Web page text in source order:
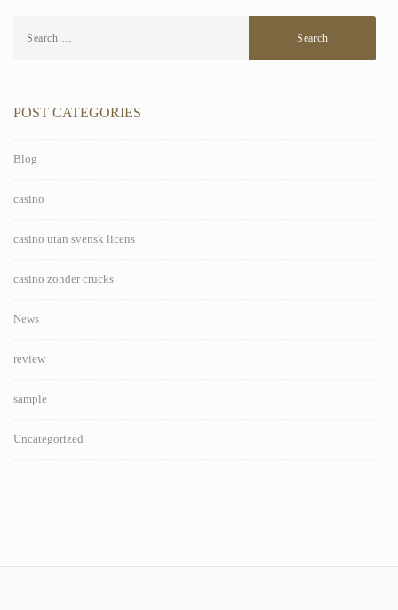
POST CATEGORIES
Blog
casino
casino utan svensk licens
casino zonder crucks
News
review
sample
Uncategorized